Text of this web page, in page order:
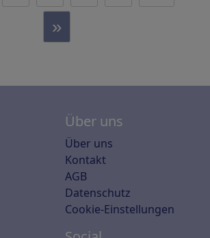
»
Über uns
Über uns
Kontakt
AGB
Datenschutz
Cookie-Einstellungen